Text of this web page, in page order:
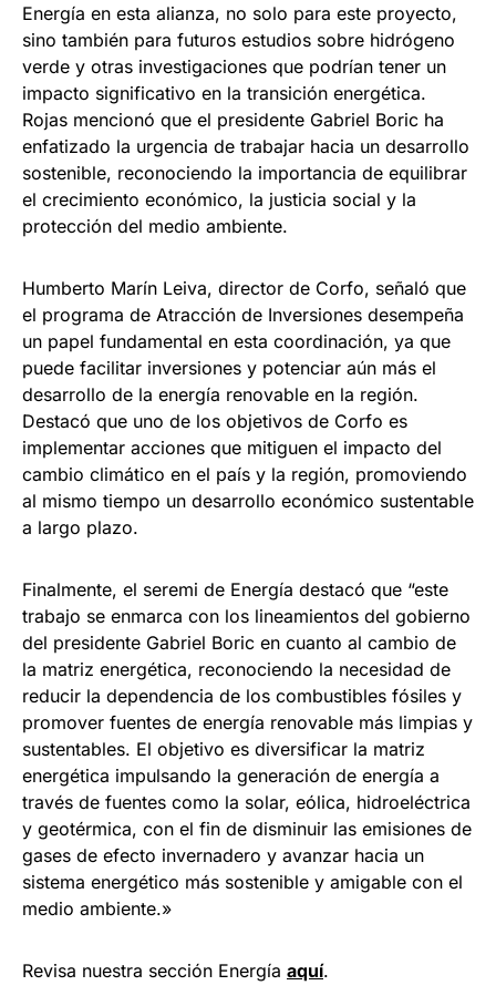
Energía en esta alianza, no solo para este proyecto,
sino también para futuros estudios sobre hidrógeno
verde y otras investigaciones que podrían tener un
impacto significativo en la transición energética.
Rojas mencionó que el presidente Gabriel Boric ha
enfatizado la urgencia de trabajar hacia un desarrollo
sostenible, reconociendo la importancia de equilibrar
el crecimiento económico, la justicia social y la
protección del medio ambiente.
Humberto Marín Leiva, director de Corfo, señaló que
el programa de Atracción de Inversiones desempeña
un papel fundamental en esta coordinación, ya que
puede facilitar inversiones y potenciar aún más el
desarrollo de la energía renovable en la región.
Destacó que uno de los objetivos de Corfo es
implementar acciones que mitiguen el impacto del
cambio climático en el país y la región, promoviendo
al mismo tiempo un desarrollo económico sustentable
a largo plazo.
Finalmente, el seremi de Energía destacó que “este
trabajo se enmarca con los lineamientos del gobierno
del presidente Gabriel Boric en cuanto al cambio de
la matriz energética, reconociendo la necesidad de
reducir la dependencia de los combustibles fósiles y
promover fuentes de energía renovable más limpias y
sustentables. El objetivo es diversificar la matriz
energética impulsando la generación de energía a
través de fuentes como la solar, eólica, hidroeléctrica
y geotérmica, con el fin de disminuir las emisiones de
gases de efecto invernadero y avanzar hacia un
sistema energético más sostenible y amigable con el
medio ambiente.»
Revisa nuestra sección Energía aquí.